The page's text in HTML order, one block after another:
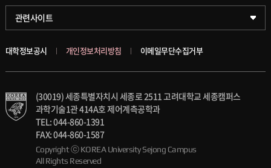
공공정책대학
스마트도시학부
창업경영대학원
융합과학대학원
가속기과학과(일반대학원)
학술정보팀
국제교류교육원
대학일자리플러스센터
세종학생상담센터
세종창업교육센터
관련사이트
KUPID
블랙보드
의료원
발전기금
인재양성통합관리시스템(KUSEUM)
대학정보공시 개인정보처리방침 이메일무단수집거부
(30019) 세종특별자치시 세종로 2511 고려대학교 세종캠퍼스
과학기술1관 414A호 제어계측공학과
TEL: 044-860-1391
FAX: 044-860-1587
Copyright ⓒ KOREA University Sejong Campus
All Rights Reserved